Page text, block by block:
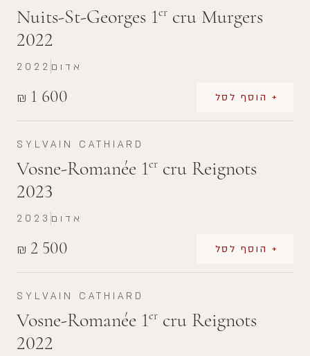
Nuits-St-Georges 1er cru Murgers
2022
₪ 1 600 + הוסף לסל
2022 אדום
SYLVAIN CATHIARD
Vosne-Romanée 1er cru Reignots
2023
₪ 2 500 + הוסף לסל
2023 אדום
SYLVAIN CATHIARD
Vosne-Romanée 1er cru Reignots
2022